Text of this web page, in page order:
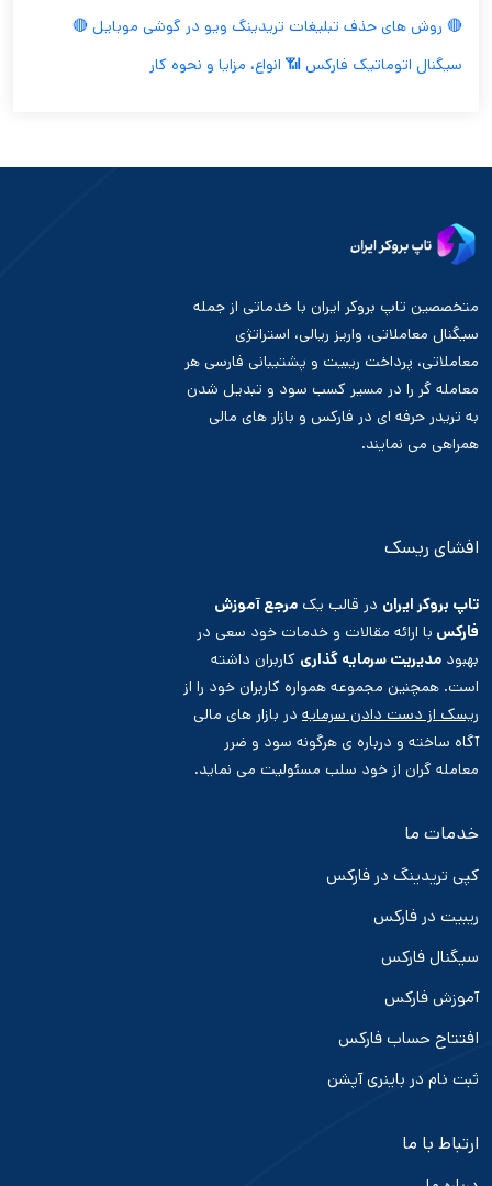
🔴 روش های حذف تبلیغات تریدینگ ویو در گوشی موبایل 🔴
سیگنال اتوماتیک فارکس 📶 انواع، مزایا و نحوه کار
متخصصین تاپ بروکر ایران با خدماتی از جمله
سیگنال معاملاتی، واریز ریالی، استراتژی
معاملاتی، پرداخت ریبیت و پشتیبانی فارسی هر
معامله گر را در مسیر کسب سود و تبدیل شدن
به تریدر حرفه ای در فارکس و بازار های مالی
همراهی می نمایند.
افشای ریسک
تاپ بروکر ایران در قالب یک مرجع آموزش
فارکس با ارائه مقالات و خدمات خود سعی در
بهبود مدیریت سرمایه گذاری کاربران داشته
است. همچنین مجموعه همواره کاربران خود را از
ریسک از دست دادن سرمایه در بازار های مالی
آگاه ساخته و درباره ی هرگونه سود و ضرر
معامله گران از خود سلب مسئولیت می نماید.
خدمات ما
کپی تریدینگ در فارکس
ریبیت در فارکس
سیگنال فارکس
آموزش فارکس
افتتاح حساب فارکس
ثبت نام در باینری آپشن
ارتباط با ما